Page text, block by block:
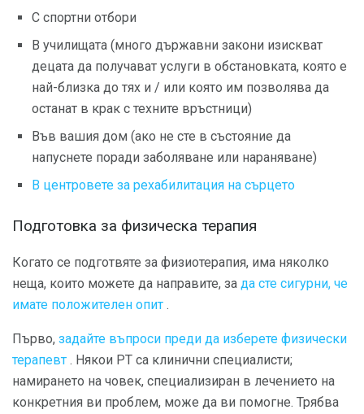
С спортни отбори
В училищата (много държавни закони изискват
децата да получават услуги в обстановката, която е
най-близка до тях и / или която им позволява да
останат в крак с техните връстници)
Във вашия дом (ако не сте в състояние да
напуснете поради заболяване или нараняване)
В центровете за рехабилитация на сърцето
Подготовка за физическа терапия
Когато се подготвяте за физиотерапия, има няколко
неща, които можете да направите, за да сте сигурни, че
имате положителен опит .
Първо, задайте въпроси преди да изберете физически
терапевт . Някои PT са клинични специалисти;
намирането на човек, специализиран в лечението на
конкретния ви проблем, може да ви помогне. Трябва